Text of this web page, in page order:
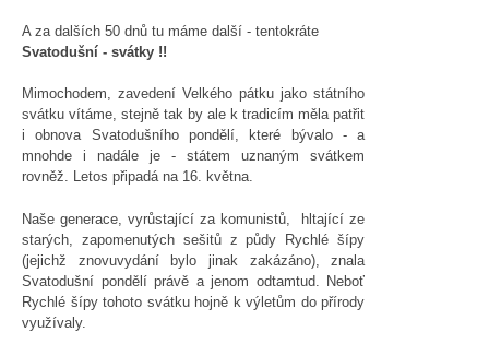
A za dalších 50 dnů tu máme další - tentokráte
Svatodušní - svátky !!
Mimochodem, zavedení Velkého pátku jako státního
svátku vítáme, stejně tak by ale k tradicím měla patřit
i obnova Svatodušního pondělí, které bývalo - a
mnohde i nadále je - státem uznaným svátkem
rovněž. Letos připadá na 16. května.
Naše generace, vyrůstající za komunistů, hltající ze
starých, zapomenutých sešitů z půdy Rychlé šípy
(jejichž znovuvydání bylo jinak zakázáno), znala
Svatodušní pondělí právě a jenom odtamtud. Neboť
Rychlé šípy tohoto svátku hojně k výletům do přírody
využívaly.